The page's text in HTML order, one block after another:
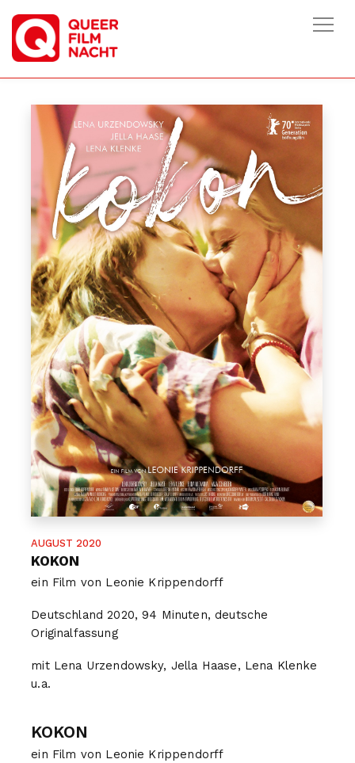
AUGUST 2020
KOKON
ein Film von Leonie Krippendorff
Deutschland 2020, 94 Minuten, deutsche
Originalfassung
mit Lena Urzendowsky, Jella Haase, Lena Klenke
u.a.
KOKON
ein Film von Leonie Krippendorff